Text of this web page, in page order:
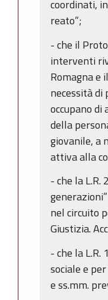
coordinati,
reato”;
- che il
interventi
Romagna e
necessità
occupano
della
giovanile, a
attiva alla
- che la
nel circuito
Giustizia.
- che la
sociale e
e ss.mm.